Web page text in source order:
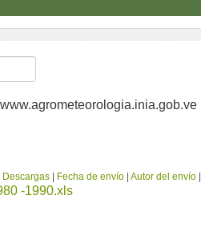
Descargas Fecha de envío |Autor del envío
-1990.xls